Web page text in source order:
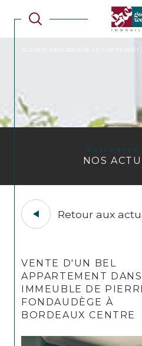
AGENCE IMMOBILIÈRE LE CAP FERRET
NOS
Retour aux
VENTE D'UN BEL
APPARTEMENT DANS
IMMEUBLE DE
FONDAUDÈGE À
BORDEAUX CENTRE